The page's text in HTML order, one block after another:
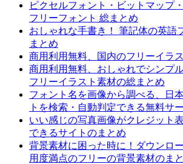
ピクセルフォント・ビットマップ
フリーフォント 総まとめ
おしゃれな手書き！ 筆記体の英語
まとめ
商用利用無料、国内のフリーイラ
商用利用無料、おしゃれでシンプ
フリーイラスト素材の総まとめ
フォント名を画像から調べる、日
トを検索・自動判定できる無料サ
いい感じの写真画像がクレジット
できるサイトのまとめ
背景素材に困った時に！ダウンロ
用度満点のフリーの背景素材のま